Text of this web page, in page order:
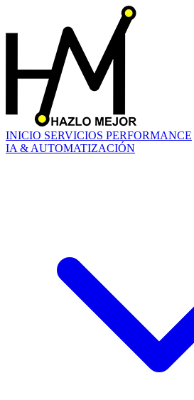
INICIO SERVICIOS PERFORMANCE
IA & AUTOMATIZACIÓN